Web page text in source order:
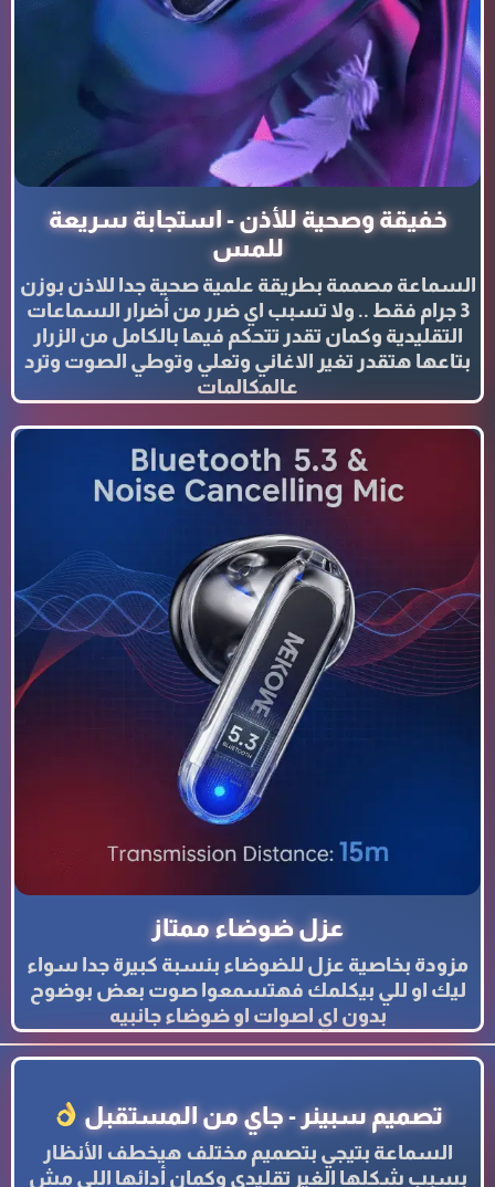
خفيقة وصحية للأذن - استجابة سريعة
للمس
السماعة مصممة بطريقة علمية صحية جدا للاذن بوزن
3 جرام فقط .. ولا تسبب اي ضرر من أضرار السماعات
التقليدية وكمان تقدر تتحكم فيها بالكامل من الزرار
بتاعها هتقدر تغير الاغاني وتعلي وتوطي الصوت وترد
عالمكالمات
عزل ضوضاء ممتاز
مزودة بخاصية عزل للضوضاء بنسبة كبيرة جدا سواء
ليك او للي بيكلمك فهتسمعوا صوت بعض بوضوح
بدون اي اصوات او ضوضاء جانبيه
تصميم سبينر - جاي من المستقبل
السماعة بتيجي بتصميم مختلف هيخطف الأنظار
بسبب شكلها الغير تقليدي وكمان أدائها اللي مش